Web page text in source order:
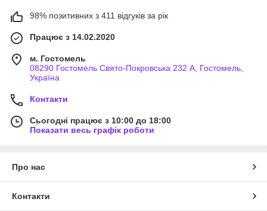
98% позитивних з 411 відгуків за рік
Працює з 14.02.2020
м. Гостомель
08290 Гостомель Свято-Покровська 232 А, Гостомель,
Україна
Контакти
Сьогодні працює з 10:00 до 18:00
Показати весь графік роботи
Про нас
Контакти